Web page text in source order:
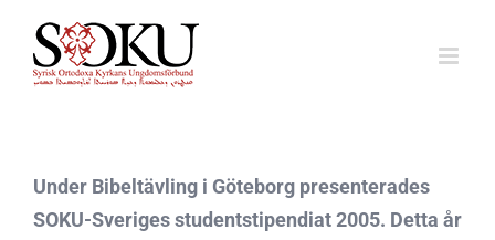
innehållet
Under Bibeltävling i Göteborg presenterades
SOKU-Sveriges studentstipendiat 2005. Detta år